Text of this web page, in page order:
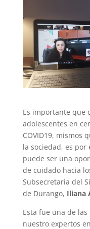
Es importante que
adolescentes en
COVID19, mismos
la sociedad, es
puede ser una
de cuidado hacia
Subsecretaria del
de Durango, Iliana
Esta fue una de
nuestro expertos